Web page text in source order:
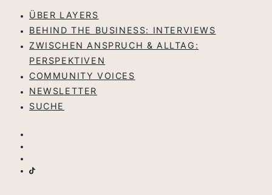
ÜBER LAYERS
BEHIND THE BUSINESS: INTERVIEWS
ZWISCHEN ANSPRUCH & ALLTAG:
PERSPEKTIVEN
COMMUNITY VOICES
NEWSLETTER
SUCHE